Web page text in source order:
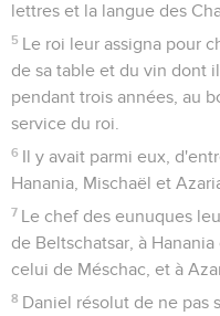
lettres et la langue des
5 Le roi leur assigna pour
de sa table et du vin dont
pendant trois années, au
service du roi.
6 Il y avait parmi eux,
Hanania, Mischaël et
7 Le chef des eunuques
de Beltschatsar, à
celui de Méschac, et à
8 Daniel résolut de ne pas